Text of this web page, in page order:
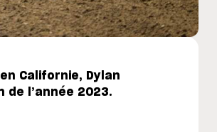
Californie, Dylan
l’année 2023.